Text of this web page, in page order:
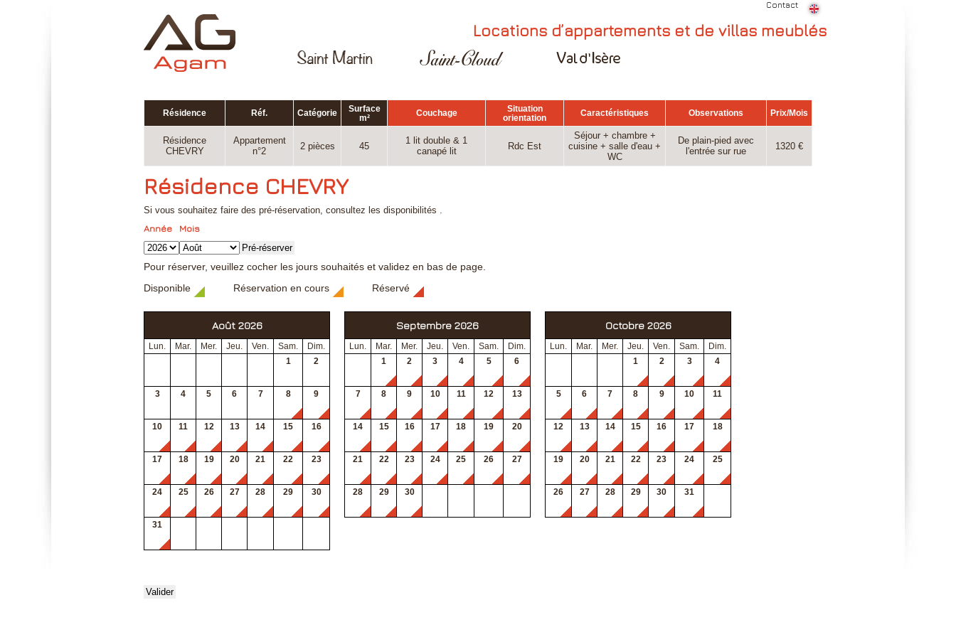
Locations d’appartements et de villas meublés
Contact
Résidence Réf. Catégorie
Surface
m²
Couchage
Situation
orientation
Caractéristiques Observations Prix/Mois
Résidence
CHEVRY
Appartement
n°2
2 pièces 45
1 lit double & 1
canapé lit
Rdc Est
Séjour + chambre +
cuisine + salle d'eau +
WC
De plain-pied avec
l'entrée sur rue
1320 €
Résidence CHEVRY
Si vous souhaitez faire des pré-réservation, consultez les disponibilités .
Année Mois
Pré-réserver
Pour réserver, veuillez cocher les jours souhaités et validez en bas de page.
Disponible
Réservation en cours Réservé
Août 2026
Lun. Mar. Mer. Jeu. Ven. Sam.
Dim.
1
2
3 4 5 6 7 8 9
10 11 12 13 14 15 16
17 18 19 20 21 22 23
24 25 26 27 28 29 30
31
Septembre 2026
Lun. Mar. Mer. Jeu. Ven. Sam.
Dim.
1
2 3 4 5 6
7 8 9 10 11 12 13
14 15 16 17 18 19 20
21 22 23 24 25 26 27
28 29 30
Octobre 2026
Lun. Mar. Mer. Jeu. Ven. Sam.
Dim.
1
2 3 4
5 6 7 8 9 10 11
12 13 14 15 16 17 18
19 20 21 22 23 24 25
26 27 28 29 30 31
Valider